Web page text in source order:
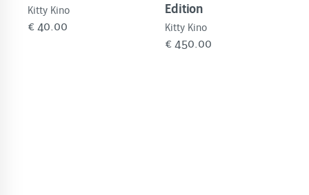
Kitty Kino
€ 40.00
Edition
Kitty Kino
€450.00